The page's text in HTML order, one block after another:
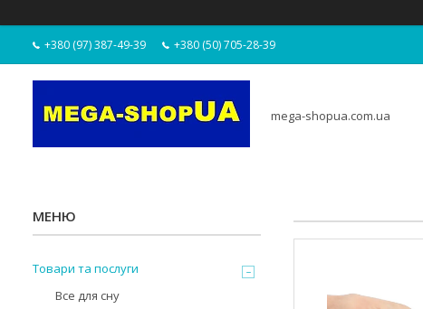
+380 (97) 387-49-39 +380 (50) 705-28-39
mega-shopua.com.ua
Товари та послуги
Все для сну